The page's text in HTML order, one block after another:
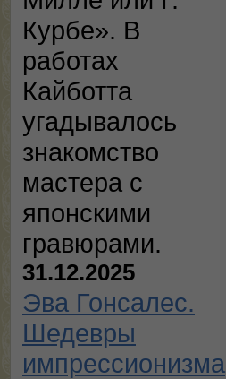
Курбе». В
работах
Кайботта
угадывалось
знакомство
мастера с
японскими
гравюрами.
31.12.2025
Эва Гонсалес.
Шедевры
импрессионизма